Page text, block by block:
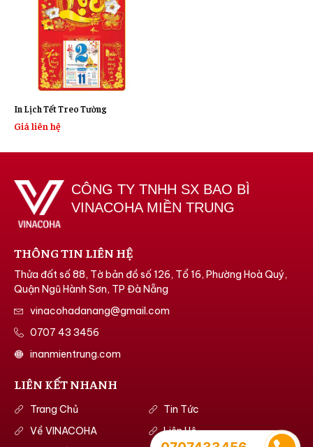
In Lịch Tết Treo Tường
Giá liên hệ
CÔNG TY TNHH SX BAO BÌ
VINACOHA MIỀN TRUNG
THÔNG TIN LIÊN HỆ
Thửa đất số 88, Tờ bản đồ số 126, Tổ 16, Phường Hoà Quý,
Quận Ngũ Hành Sơn, TP Đà Nẵng
vinacohadanang@gmail.com
0707 43 3456
inanmientrung.com
LIÊN KẾT NHANH
Trang Chủ
Về VINACOHA
Tin Tức
Liên Hệ